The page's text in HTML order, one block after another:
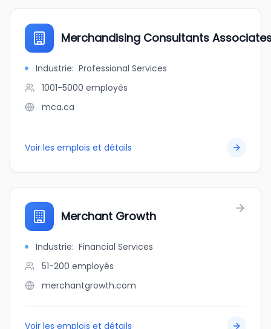
Merchandising Consultants
Industrie: Professional Services
1001-5000 employés
mca.ca
Voir les emplois et détails
Merchant Growth
Industrie: Financial Services
51-200 employés
merchantgrowth.com
Voir les emplois et détails